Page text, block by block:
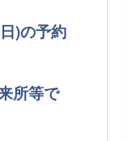
)の予約
所等で